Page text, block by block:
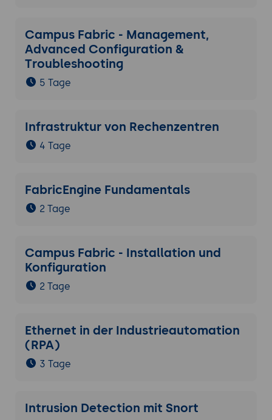
Campus Fabric - Management,
Advanced Configuration &
Troubleshooting
5 Tage
Infrastruktur von Rechenzentren
4 Tage
FabricEngine Fundamentals
2 Tage
Campus Fabric - Installation und
Konfiguration
2 Tage
Ethernet in der Industrieautomation
(RPA)
3 Tage
Intrusion Detection mit Snort